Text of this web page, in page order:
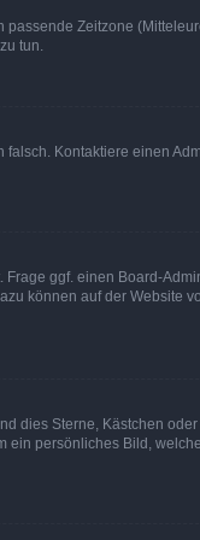
Zeitzone
tun.
Kontaktiere einen
ggf. einen Board-
können auf der Website
dies Sterne, Kästchen
ein persönliches Bild,